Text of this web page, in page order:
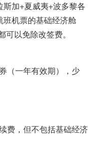
加+夏威夷+波多黎各
班机票的基础经济舱
可以免除改签费。
（一年有效期），少
费，但不包括基础经济